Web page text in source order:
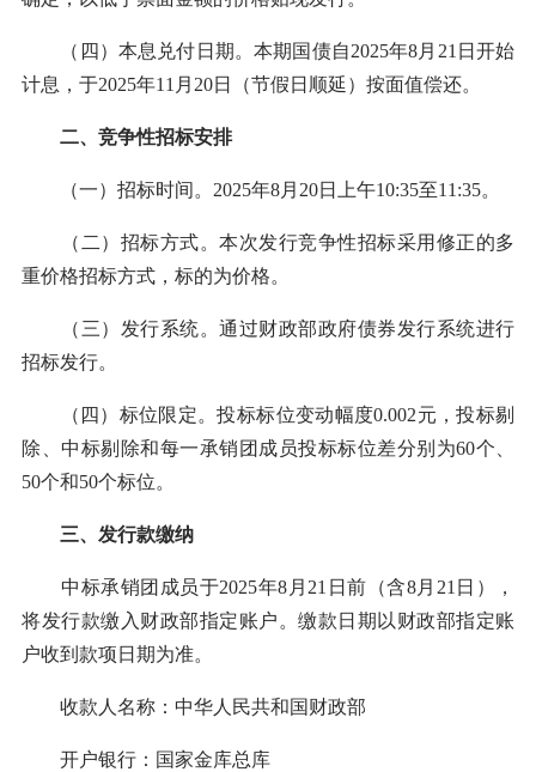
（四）本息兑付日期。本期国债自2025年8月21日开始
计息，于2025年11月20日（节假日顺延）按面值偿还。
二、竞争性招标安排
（一）招标时间。2025年8月20日上午10:35至11:35。
（二）招标方式。本次发行竞争性招标采用修正的多
重价格招标方式，标的为价格。
（三）发行系统。通过财政部政府债券发行系统进行
招标发行。
（四）标位限定。投标标位变动幅度0.002元，投标剔
除、中标剔除和每一承销团成员投标标位差分别为60个、
50个和50个标位。
三、发行款缴纳
中标承销团成员于2025年8月21日前（含8月21日），
将发行款缴入财政部指定账户。缴款日期以财政部指定账
户收到款项日期为准。
收款人名称：中华人民共和国财政部
开户银行：国家金库总库